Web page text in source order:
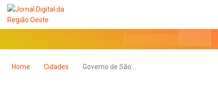
Home Cidades Governo de São…